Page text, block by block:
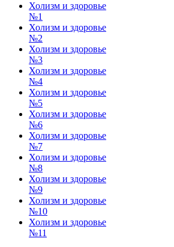
Холизм и здоровье
№1
Холизм и здоровье
№2
Холизм и здоровье
№3
Холизм и здоровье
№4
Холизм и здоровье
№5
Холизм и здоровье
№6
Холизм и здоровье
№7
Холизм и здоровье
№8
Холизм и здоровье
№9
Холизм и здоровье
№10
Холизм и здоровье
№11